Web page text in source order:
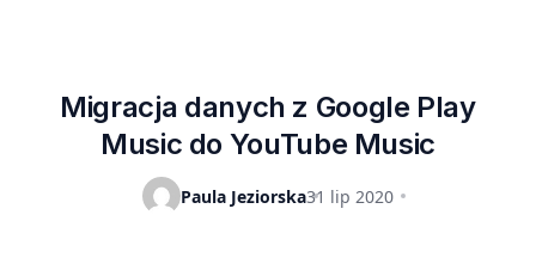
Migracja danych z Google Play
Music do YouTube Music
Paula Jeziorska31 lip 2020